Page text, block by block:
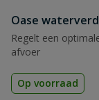
Oase
Regelt een
afvoer
Op voorraad